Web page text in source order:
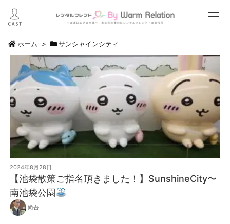
ホーム > サンシャインシティ
2024年8月28日
【池袋散策ご指名頂きました！】SunshineCity〜
南池袋公園
尚吾